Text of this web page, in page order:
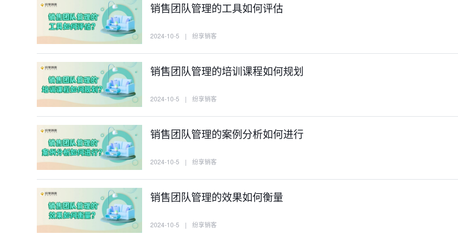
销售团队管理的工具如何评估
2024-10-5 | 纷享销客
销售团队管理的培训课程如何规划
2024-10-5 | 纷享销客
销售团队管理的案例分析如何进行
2024-10-5 | 纷享销客
销售团队管理的效果如何衡量
2024-10-5 | 纷享销客